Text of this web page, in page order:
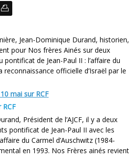
Jean-Dominique Durand, historien,
pour Nos frères Ainés sur deux
de Jean-Paul II : l’affaire du
reconnaissance officielle d’Israël par le
mai sur RCF
Président de l’AJCF, il y a deux
pontificat de Jean-Paul II avec les
du Carmel d’Auschwitz (1984-
en 1993. Nos Frères ainés revient